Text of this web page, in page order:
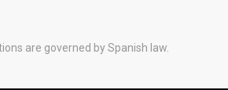
are governed by Spanish law.